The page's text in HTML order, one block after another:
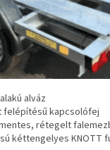
alváz
kapcsolófej
rétegelt
kéttengelyes KNOTT